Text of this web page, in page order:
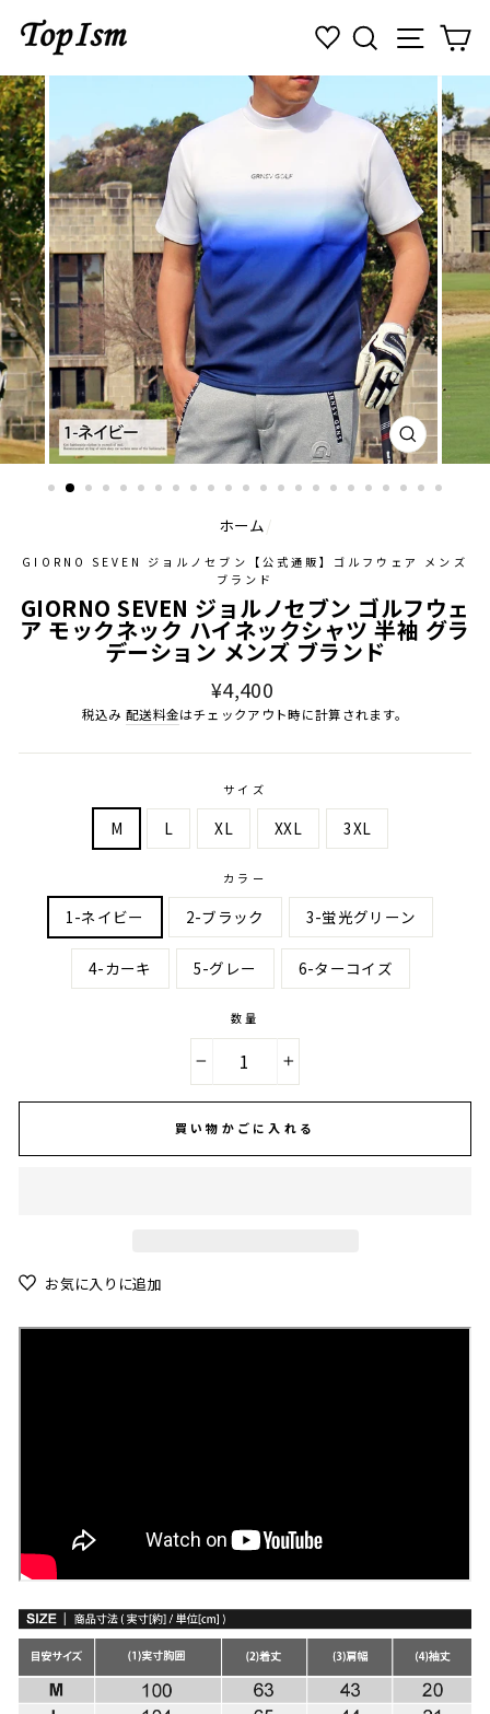
ン
ツ
に
ス
キ
ッ
プ
す
る
検索 ナビ
閉
じ
ホーム/
GIORNO SEVEN ジョルノセブン【公式通販】ゴルフウェア メンズ
ブランド
GIORNO SEVEN ジョルノセブン ゴルフウェ
ア モックネック ハイネックシャツ 半袖 グラ
デーション メンズ ブランド
通
常
格
¥4,400
税込み配送料金はチェックアウト時に計算されます。
サイズ
M L XL XXL 3XL
カラー
1-ネイビー 2-ブラック 3-蛍光グリーン
4-カーキ 5-グレー 6-ターコイズ
数量
買い物かごに入れる
お気に入りに追加